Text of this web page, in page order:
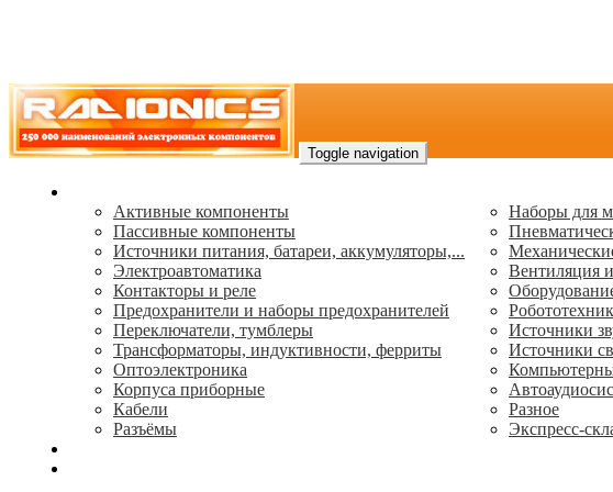
Toggle navigation
Активные компоненты
Пассивные компоненты
Источники питания, батареи, аккумуляторы,...
Электроавтоматика
Контакторы и реле
Предохранители и наборы предохранителей
Переключатели, тумблеры
Трансформаторы, индуктивности, ферриты
Oптоэлектроника
Корпуса приборные
Кабели
Разъёмы
Наборы для
Вентиляция
Источники
Источники
Разное
Экспресс-